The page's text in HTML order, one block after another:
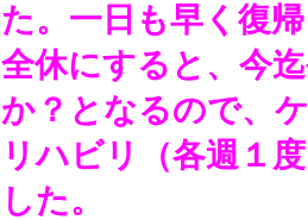
た。一日も早く復
全休にすると、今
か？となるので、
リハビリ（各週１
した。